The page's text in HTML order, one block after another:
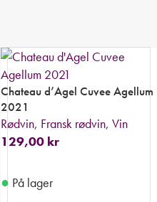
Chateau d’Agel Cuvee Agellum
2021
Rødvin, Fransk rødvin, Vin
129,00 kr
● På lager